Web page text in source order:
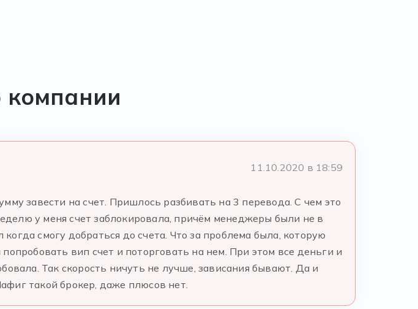
11.10.2020 в 18:59
завести на счет. Пришлось разбивать на 3 перевода. С чем это
у меня счет заблокировала, причём менеджеры были не в
смогу добраться до счета. Что за проблема была, которую
вип счет и поторговать на нем. При этом все деньги и
Так скорость ничуть не лучше, зависания бывают. Да и
такой брокер, даже плюсов нет.